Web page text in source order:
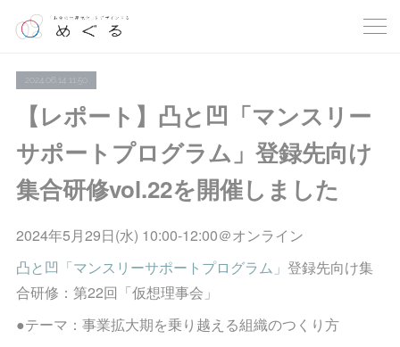
2024.06.14 11:50
【レポート】凸と凹「マンスリー
サポートプログラム」登録先向け
集合研修vol.22を開催しました
2024年5月29日(水) 10:00-12:00＠オンライン
凸と凹「マンスリーサポートプログラム」 登録先向け集
合研修：第22回「仮想理事会」
●テーマ：事業拡大期を乗り越える組織のつくり方